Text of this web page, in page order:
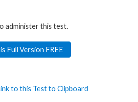
administer this test.
Full Version FREE
to this Test to Clipboard